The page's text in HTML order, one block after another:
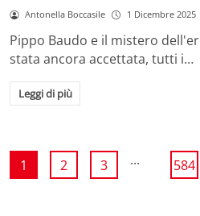
Antonella Boccasile 1 Dicembre 2025
Pippo Baudo e il mistero
stata ancora accettata, tutti i…
Leggi di più
1 2 3 ... 584